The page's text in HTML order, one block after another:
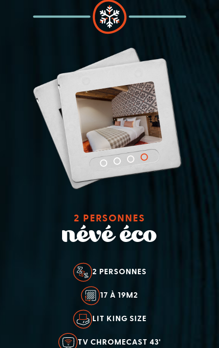
2 PERSONNES
névé éco
2 PERSONNES
17 À 19M2
LIT KING SIZE
TV CHROMECAST 43'